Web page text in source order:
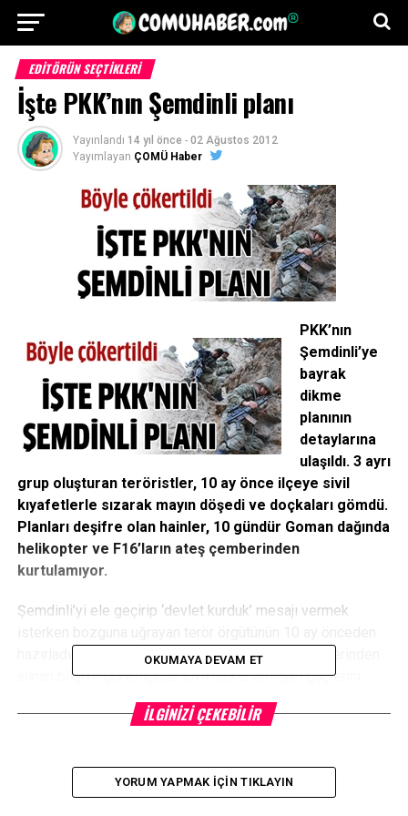
EDITÖRÜN SEÇTIKLERI
İşte PKK’nın Şemdinli planı
Yayınlandı 14 yıl önce - 02 Ağustos 2012
Yayımlayan ÇOMÜ Haber
PKK’nın
Şemdinli’ye
bayrak
dikme
planının
detaylarına
ulaşıldı. 3 ayrı
grup oluşturan teröristler, 10 ay önce ilçeye sivil
kıyafetlerle sızarak mayın döşedi ve doçkaları gömdü.
Planları deşifre olan hainler, 10 gündür Goman dağında
helikopter ve F16’ların ateş çemberinden
kurtulamıyor.
Şemdinli’yi ele geçirip ‘devlet kurduk’ mesajı vermek
hazırladığı plana Yeni Şafak ulaştı. İstihbarat birimlerinden
alınan bilgiye göre, ilçede sivil halkla emniyet güçlerini
karşı karşıya getirip ‘Arap Baharı’ görüntüsü altında halk
ayaklanması çıkarmak isteyen terör PKK, İran’daki Şehidan
4 GRUP OLUŞTURDULAR
OKUMAYA DEVAM ET
İLGINIZI ÇEKEBILIR
YORUM YAPMAK İÇIN TIKLAYIN